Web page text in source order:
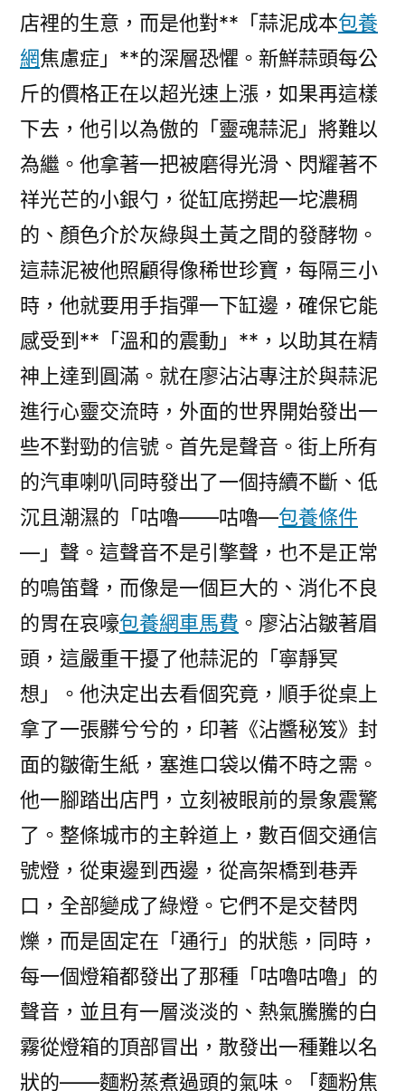
店裡的生意，而是他對**「蒜泥成本包養
網焦慮症」**的深層恐懼。新鮮蒜頭每公
斤的價格正在以超光速上漲，如果再這樣
下去，他引以為傲的「靈魂蒜泥」將難以
為繼。他拿著一把被磨得光滑、閃耀著不
祥光芒的小銀勺，從缸底撈起一坨濃稠
的、顏色介於灰綠與土黃之間的發酵物。
這蒜泥被他照顧得像稀世珍寶，每隔三小
時，他就要用手指彈一下缸邊，確保它能
感受到**「溫和的震動」**，以助其在精
神上達到圓滿。就在廖沾沾專注於與蒜泥
進行心靈交流時，外面的世界開始發出一
些不對勁的信號。首先是聲音。街上所有
的汽車喇叭同時發出了一個持續不斷、低
沉且潮濕的「咕嚕——咕嚕—包養條件
—」聲。這聲音不是引擎聲，也不是正常
的鳴笛聲，而像是一個巨大的、消化不良
的胃在哀嚎包養網車馬費 。廖沾沾皺著眉
頭，這嚴重干擾了他蒜泥的「寧靜冥
想」。他決定出去看個究竟，順手從桌上
拿了一張髒兮兮的，印著《沾醬秘笈》封
面的皺衛生紙，塞進口袋以備不時之需。
他一腳踏出店門，立刻被眼前的景象震驚
了。整條城市的主幹道上，數百個交通信
號燈，從東邊到西邊，從高架橋到巷弄
口，全部變成了綠燈。它們不是交替閃
爍，而是固定在「通行」的狀態，同時，
每一個燈箱都發出了那種「咕嚕咕嚕」的
聲音，並且有一層淡淡的、熱氣騰騰的白
霧從燈箱的頂部冒出，散發出一種難以名
狀的——麵粉蒸煮過頭的氣味。「麵粉焦